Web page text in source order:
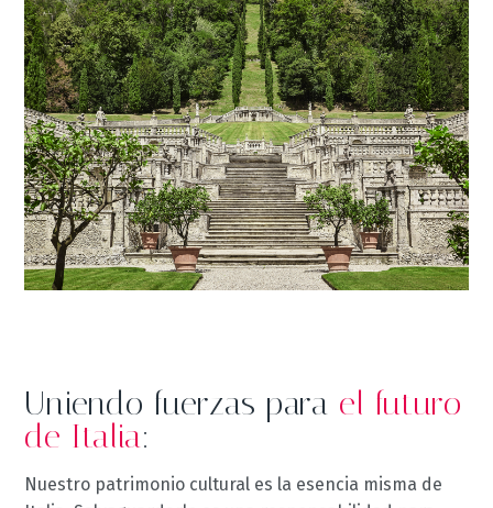
Uniendo fuerzas para el futuro
de Italia:
Nuestro patrimonio cultural es la esencia misma de